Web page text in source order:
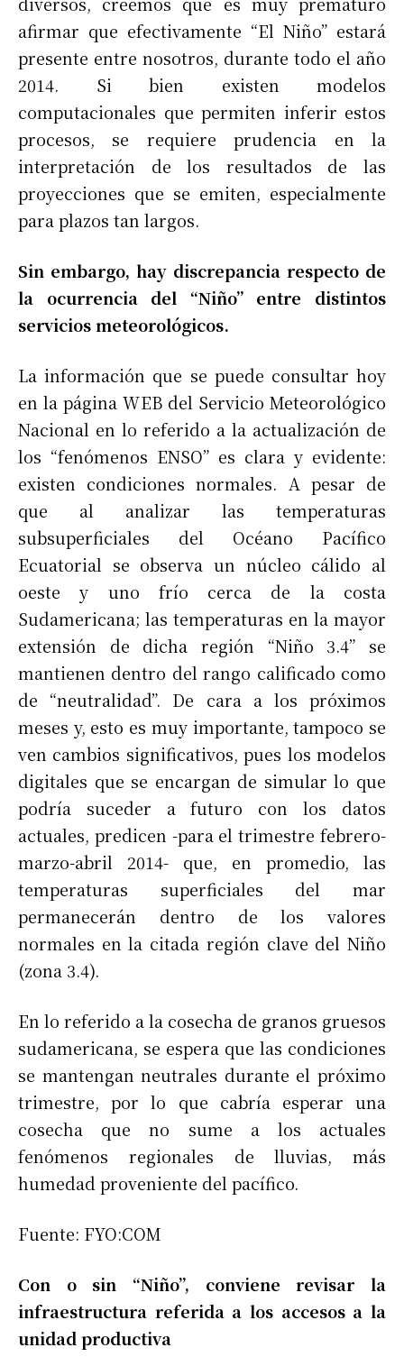
afirmar que efectivamente “El Niño” estará
presente entre nosotros, durante todo el año
2014. Si bien existen modelos
computacionales que permiten inferir estos
procesos, se requiere prudencia en la
interpretación de los resultados de las
proyecciones que se emiten, especialmente
para plazos tan largos.
Sin embargo, hay discrepancia respecto de
la ocurrencia del “Niño” entre distintos
servicios meteorológicos.
La información que se puede consultar hoy
en la página WEB del Servicio Meteorológico
Nacional en lo referido a la actualización de
los “fenómenos ENSO” es clara y evidente:
existen condiciones normales. A pesar de
que al analizar las temperaturas
subsuperficiales del Océano Pacífico
Ecuatorial se observa un núcleo cálido al
oeste y uno frío cerca de la costa
Sudamericana; las temperaturas en la mayor
extensión de dicha región “Niño 3.4” se
mantienen dentro del rango calificado como
de “neutralidad”. De cara a los próximos
meses y, esto es muy importante, tampoco se
ven cambios significativos, pues los modelos
digitales que se encargan de simular lo que
podría suceder a futuro con los datos
actuales, predicen -para el trimestre febrero-
marzo-abril 2014- que, en promedio, las
temperaturas superficiales del mar
permanecerán dentro de los valores
normales en la citada región clave del Niño
(zona 3.4).
En lo referido a la cosecha de granos gruesos
sudamericana, se espera que las condiciones
se mantengan neutrales durante el próximo
trimestre, por lo que cabría esperar una
cosecha que no sume a los actuales
fenómenos regionales de lluvias, más
humedad proveniente del pacífico.
Fuente: FYO:COM
Con o sin “Niño”, conviene revisar la
infraestructura referida a los accesos a la
unidad productiva